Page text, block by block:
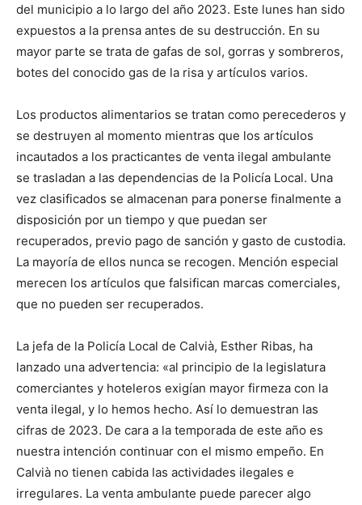
del municipio a lo largo del año 2023. Este lunes han sido
expuestos a la prensa antes de su destrucción. En su
mayor parte se trata de gafas de sol, gorras y sombreros,
botes del conocido gas de la risa y artículos varios.
Los productos alimentarios se tratan como perecederos y
se destruyen al momento mientras que los artículos
incautados a los practicantes de venta ilegal ambulante
se trasladan a las dependencias de la Policía Local. Una
vez clasificados se almacenan para ponerse finalmente a
disposición por un tiempo y que puedan ser
recuperados, previo pago de sanción y gasto de custodia.
La mayoría de ellos nunca se recogen. Mención especial
merecen los artículos que falsifican marcas comerciales,
que no pueden ser recuperados.
La jefa de la Policía Local de Calvià, Esther Ribas, ha
lanzado una advertencia: «al principio de la legislatura
comerciantes y hoteleros exigían mayor firmeza con la
venta ilegal, y lo hemos hecho. Así lo demuestran las
cifras de 2023. De cara a la temporada de este año es
nuestra intención continuar con el mismo empeño. En
Calvià no tienen cabida las actividades ilegales e
irregulares. La venta ambulante puede parecer algo